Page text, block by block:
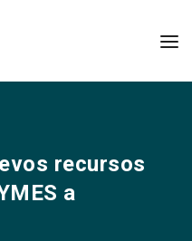
recursos
a